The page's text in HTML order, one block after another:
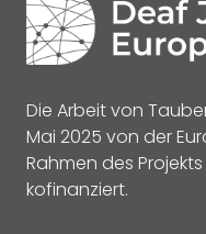
Die Arbeit von
Mai 2025 von der
Rahmen des Projekts
kofinanziert.